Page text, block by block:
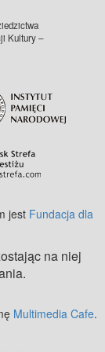
Kultury –
jest Fundacja dla
na niej
Multimedia Cafe.